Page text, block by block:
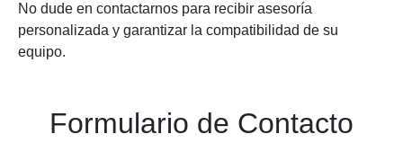
No dude en contactarnos para recibir asesoría
personalizada y garantizar la compatibilidad de su
equipo.
Formulario de Contacto